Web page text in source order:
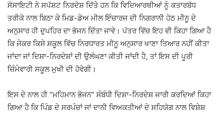
ਸੋਸਾਇਟੀ ਨੇ ਸਪੱਸ਼ਟ ਨਿਰਦੇਸ਼ ਦਿੱਤੇ ਹਨ ਕਿ ਵਿਦਿਆਰਥੀਆਂ ਨੂੰ ਕਤਾਰਬੱਧ
ਤਰੀਕੇ ਨਾਲ ਬਿਠਾ ਕੇ ਮਿਡ-ਡੇਅ ਮੀਲ ਇੰਚਾਰਜ ਦੀ ਨਿਗਰਾਨੀ ਹੇਠ ਮੀਨੂ ਦੇ
ਅਨੁਸਾਰ ਹੀ ਦੁਪਹਿਰ ਦਾ ਭੋਜਨ ਦਿੱਤਾ ਜਾਵੇ। ਪੱਤਰ ਵਿੱਚ ਇਹ ਵੀ ਕਿਹਾ ਗਿਆ ਹੈ
ਕਿ ਜੇਕਰ ਕਿਸੇ ਸਕੂਲ ਵਿੱਚ ਨਿਰਧਾਰਤ ਮੀਨੂ ਅਨੁਸਾਰ ਖਾਣਾ ਤਿਆਰ ਨਹੀਂ ਕੀਤਾ
ਜਾਂਦਾ ਜਾਂ ਦਿਸ਼ਾ-ਨਿਰਦੇਸ਼ਾਂ ਦੀ ਉਲੰਘਣਾ ਕੀਤੀ ਜਾਂਦੀ ਹੈ, ਤਾਂ ਇਸ ਦੀ ਪੂਰੀ
ਜ਼ਿੰਮੇਵਾਰੀ ਸਕੂਲ ਮੁਖੀ ਦੀ ਹੋਵੇਗੀ।
ਇਸ ਦੇ ਨਾਲ ਹੀ “ਮਹਿਮਾਨ ਭੋਜਨ” ਸੰਬੰਧੀ ਦਿਸ਼ਾ-ਨਿਰਦੇਸ਼ ਜਾਰੀ ਕਰਦਿਆਂ ਕਿਹਾ
ਗਿਆ ਹੈ ਕਿ ਪਿੰਡ ਦੇ ਸਰਪੰਚਾਂ ਜਾਂ ਦਾਨੀ ਵਿਅਕਤੀਆਂ ਦੇ ਸਹਿਯੋਗ ਨਾਲ ਵਿਸ਼ੇਸ਼